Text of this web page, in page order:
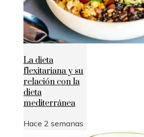
La dieta
flexitariana y su
relación con la
dieta
mediterránea
Hace 2 semanas